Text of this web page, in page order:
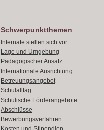
Schwerpunktthemen
Internate stellen sich vor
Lage und Umgebung
Pädagogischer Ansatz
Internationale Ausrichtung
Betreuungsangebot
Schulalltag
Schulische Förderangebote
Abschlüsse
Bewerbungsverfahren